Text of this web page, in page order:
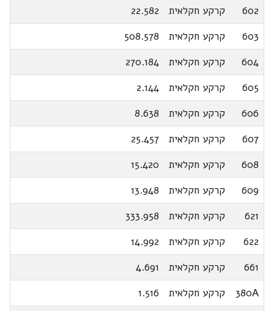
602
קרקע חקלאית
22.582
603
קרקע חקלאית
508.578
604
קרקע חקלאית
270.184
605
קרקע חקלאית
2.144
606
קרקע חקלאית
8.638
607
קרקע חקלאית
25.457
608
קרקע חקלאית
15.420
609
קרקע חקלאית
13.948
621
קרקע חקלאית
333.958
622
קרקע חקלאית
14.992
661
קרקע חקלאית
4.691
380A
קרקע חקלאית
1.516